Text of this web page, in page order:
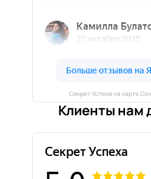
Секрет Успеха на карте
Клиенты нам